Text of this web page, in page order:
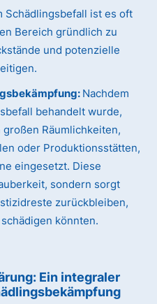
Schädlingsbefall ist es oft
Bereich gründlich zu
und potenzielle
Nachdem
behandelt wurde,
Räumlichkeiten,
oder Produktionsstätten,
eingesetzt. Diese
sondern sorgt
zurückbleiben,
könnten.
Ein integraler